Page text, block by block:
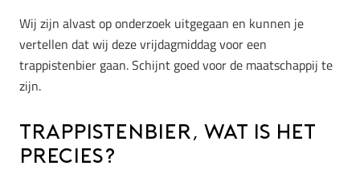
Wij zijn alvast op onderzoek uitgegaan en kunnen je
vertellen dat wij deze vrijdagmiddag voor een
trappistenbier gaan. Schijnt goed voor de maatschappij te
zijn.
Trappistenbier, wat is het
precies?